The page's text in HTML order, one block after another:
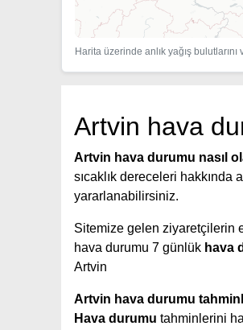
Harita üzerinde anlık yağış
Artvin hava
Artvin hava durumu nasıl
sıcaklık dereceleri hakkında
yararlanabilirsiniz.
Sitemize gelen ziyaretçilerin
hava durumu 7 günlük hava
Artvin
Artvin hava durumu
Hava durumu tahminlerini